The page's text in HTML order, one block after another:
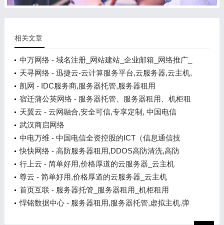
相关文章
中万网络 - 域名注册_网站建站_企业邮箱_网络推广_
商标注册_专业互联网基础服务提供商
天寻网络 - 迅捷云-云计算服务平台,云服务器,云主机,
云空间,云虚拟主机,服务器托管,服务器租用
凯网 - IDC服务商,服务器托管,服务器租用
宿迁蒲公英网络 - 服务器托管、服务器租用、机柜租
用托管、百兆独享、G口独享、万兆口独享等大带宽
天翼云 - 云网融合,安全可信,专享定制, 中国电信
武汉商启网络
中电万维 - 中国电信全资控股的ICT（信息通信技
术）高新产业企业
快快网络 - 高防服务器租用,DDOS高防清洗,高防
BGP服务器
行上云 - 简单好用,价格厚道的云服务器_云主机
尊云 - 简单好用,价格厚道的云服务器_云主机
首页互联 - 服务器托管_服务器租用_机柜租用
悍铭数据中心 - 服务器租用,服务器托管,虚拟主机,弹